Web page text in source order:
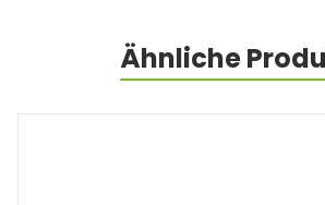
Ähnliche